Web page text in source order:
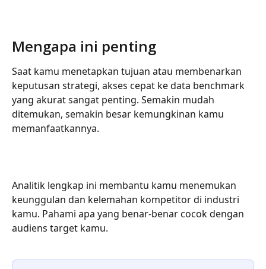
Mengapa ini penting
Saat kamu menetapkan tujuan atau membenarkan
keputusan strategi, akses cepat ke data benchmark
yang akurat sangat penting. Semakin mudah
ditemukan, semakin besar kemungkinan kamu
memanfaatkannya.
Analitik lengkap ini membantu kamu menemukan
keunggulan dan kelemahan kompetitor di industri
kamu. Pahami apa yang benar-benar cocok dengan
audiens target kamu.